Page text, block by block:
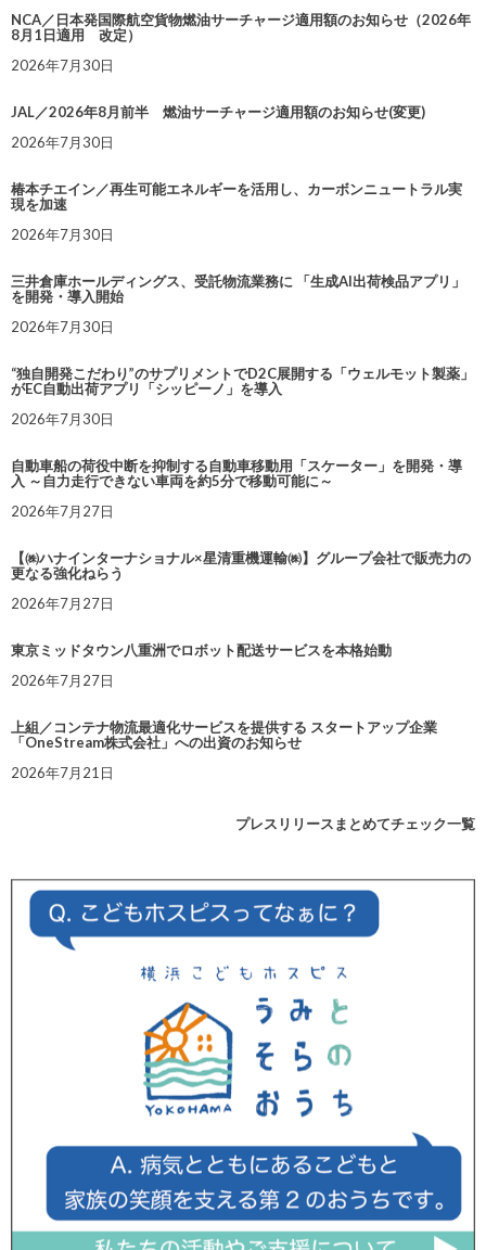
NCA／日本発国際航空貨物燃油サーチャージ適用額のお知らせ（2026年
8月1日適用 改定）
2026年7月30日
JAL／2026年8月前半 燃油サーチャージ適用額のお知らせ(変更)
2026年7月30日
椿本チエイン／再生可能エネルギーを活用し、カーボンニュートラル実
現を加速
2026年7月30日
三井倉庫ホールディングス、受託物流業務に 「生成AI出荷検品アプリ」
を開発・導入開始
2026年7月30日
“独自開発こだわり”のサプリメントでD2C展開する「ウェルモット製薬」
がEC自動出荷アプリ「シッピーノ」を導入
2026年7月30日
自動車船の荷役中断を抑制する自動車移動用「スケーター」を開発・導
入 ～自力走行できない車両を約5分で移動可能に～
2026年7月27日
【㈱ハナインターナショナル×星清重機運輸㈱】グループ会社で販売力の
更なる強化ねらう
2026年7月27日
東京ミッドタウン八重洲でロボット配送サービスを本格始動
2026年7月27日
上組／コンテナ物流最適化サービスを提供する スタートアップ企業
「OneStream株式会社」への出資のお知らせ
2026年7月21日
プレスリリースまとめてチェック一覧